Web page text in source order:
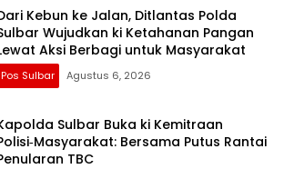
Kebun ke Jalan, Ditlantas Polda
Wujudkan ki Ketahanan Pangan
Aksi Berbagi untuk Masyarakat
Pos Sulbar Agustus 6, 2026
Sulbar Buka ki Kemitraan
Bersama Putus Rantai
TBC